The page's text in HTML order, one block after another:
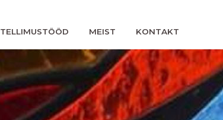
TELLIMUSTÖÖD MEIST KONTAKT